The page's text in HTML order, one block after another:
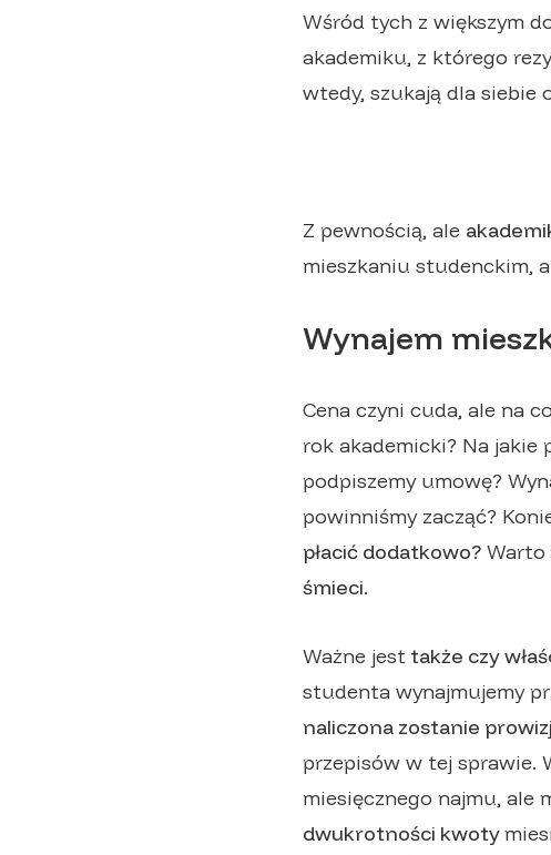
Wśród tych z większym
akademiku, z którego
wtedy, szukają dla siebie
Z pewnością, ale
mieszkaniu studenckim,
Wynajem
Cena czyni cuda, ale na
rok akademicki? Na jakie
podpiszemy umowę?
powinniśmy zacząć?
płacić dodatkowo? Warto
śmieci.
Ważne jest także czy
studenta wynajmujemy
naliczona zostanie
przepisów w tej sprawie.
miesięcznego najmu, ale
dwukrotności kwoty